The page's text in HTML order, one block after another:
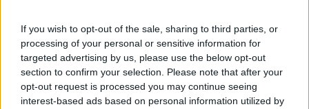
If you wish to opt-out of the sale, sharing to third parties, or
processing of your personal or sensitive information for
targeted advertising by us, please use the below opt-out
section to confirm your selection. Please note that after your
opt-out request is processed you may continue seeing
interest-based ads based on personal information utilized by
τίμημα για το 60% του
Jackaroo
Όμιλος AKTOR: Εξαγοράζει το 75% των ΗΛΕΚΤΩΡ και THALIS –
Στρατηγική συνεργασία με τη Motor Oil